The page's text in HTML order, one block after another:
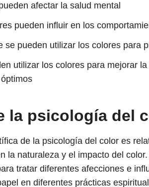
afectar la salud mental
pueden influir en los
se pueden utilizar los colores para
utilizar los colores para mejorar
la psicología del
de la psicología del color es
la naturaleza y el impacto del
tratar diferentes afecciones e
en diferentes prácticas